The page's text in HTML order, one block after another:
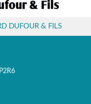
DUFOUR & FILS